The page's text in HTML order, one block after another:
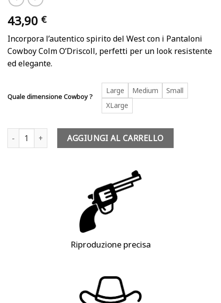
43,90 €
Incorpora l’autentico spirito del West con i Pantaloni
Cowboy Colm O’Driscoll, perfetti per un look resistente
ed elegante.
Quale dimensione Cowboy ?
Large Medium
Small
XLarge
Pantaloni cowboy - Colm O'Driscoll quantità
AGGIUNGI AL CARRELLO
Riproduzione precisa